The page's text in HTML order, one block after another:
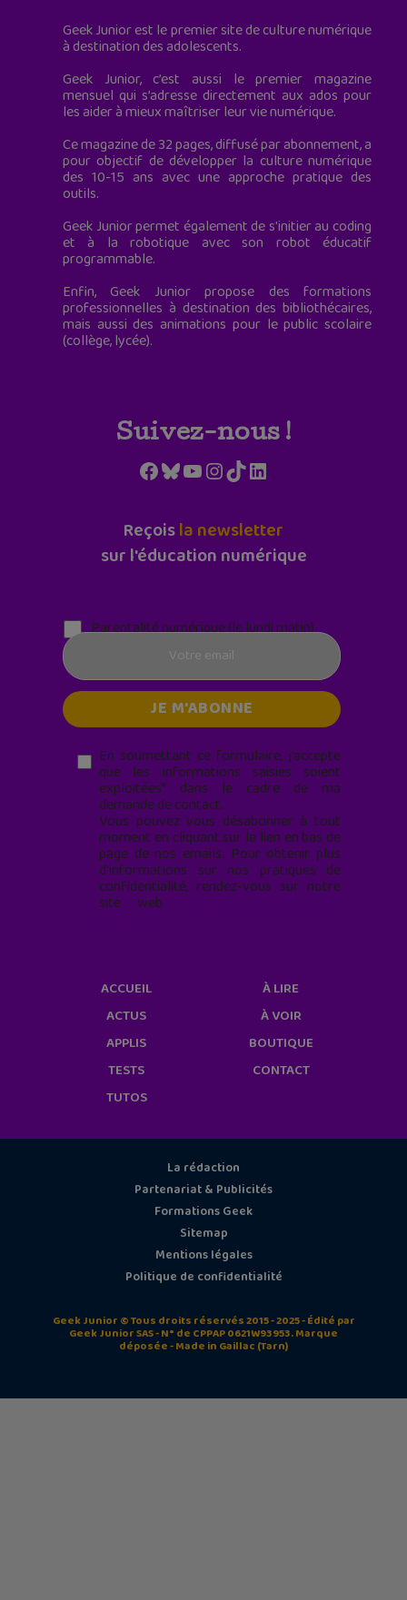
Geek Junior est le premier site de culture numérique
à destination des adolescents.
Geek Junior, c’est aussi le premier magazine
mensuel qui s’adresse directement aux ados pour
les aider à mieux maîtriser leur vie numérique.
Ce magazine de 32 pages, diffusé par abonnement, a
pour objectif de développer la culture numérique
des 10-15 ans avec une approche pratique des
outils.
Geek Junior permet également de s'initier au coding
et à la robotique avec son robot éducatif
programmable.
Enfin, Geek Junior propose des formations
professionnelles à destination des bibliothécaires,
mais aussi des animations pour le public scolaire
(collège, lycée).
Suivez-nous !
Facebook
Bluesky
YouTube
Instagram
TikTokLinkedIn
Reçoisla newsletter
sur l'éducation numérique
Parentalité numérique (le lundi matin)
En soumettant ce formulaire, j’accepte
que les informations saisies soient
exploitées* dans le cadre de ma
demande de contact.
Vous pouvez vous désabonner à tout
moment en cliquant sur le lien en bas de
page de nos emails. Pour obtenir plus
d'informations sur nos pratiques de
confidentialité, rendez-vous sur notre
site web
ACCUEIL
ACTUS
APPLIS
TESTS
TUTOS
À LIRE
À VOIR
BOUTIQUE
CONTACT
La rédaction
Partenariat & Publicités
Formations Geek
Sitemap
Mentions légales
Politique de confidentialité
Geek Junior © Tous droits réservés 2015 - 2025 - Édité par
Geek Junior SAS - N° de CPPAP 0621W93953. Marque
déposée - Made in Gaillac (Tarn)